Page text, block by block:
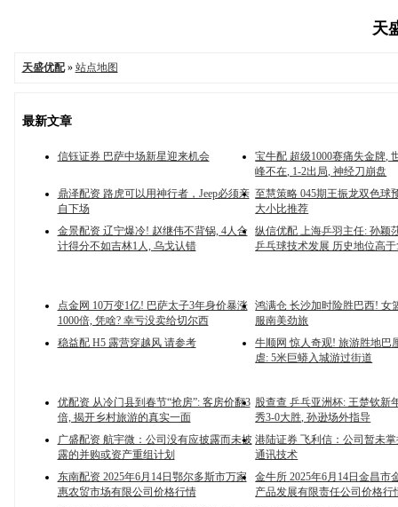
天
天盛优配» 站点地图
最新文章
信钰证券 巴萨中场新星迎来机会
宝牛配 超级1000赛痛失金牌,
峰不在, 1-2出局, 神经刀崩盘
鼎泽配资 路虎可以用神行者，Jeep必须亲
自下场
至慧策略 045期王振龙双色球
大小比推荐
金景配资 辽宁爆冷! 赵继伟不背锅, 4人合
计得分不如吉林1人, 乌戈认错
纵信优配 上海乒羽主任: 孙颖
乒乓球技术发展 历史地位高
点金网 10万变1亿! 巴萨太子3年身价暴涨
1000倍, 凭啥? 幸亏没卖给切尔西
鸿满仓 长沙加时险胜巴西! 女
服南美劲旅
稳益配 H5 露营穿越风 请参考
牛顺网 惊人奇观! 旅游胜地巴
虐: 5米巨蟒入城游过街道
优配资 从冷门县到春节“抢房”: 客房价翻3
倍, 揭开乡村旅游的真实一面
股查查 乒乓亚洲杯: 王楚钦新
秀3-0大胜, 孙逊场外指导
广盛配资 航宇微：公司没有应披露而未披
露的并购或资产重组计划
港陆证券 飞利信：公司暂未
通讯技术
东南配资 2025年6月14日鄂尔多斯市万家
惠农贸市场有限公司价格行情
金牛所 2025年6月14日金昌市
产品发展有限责任公司价格行